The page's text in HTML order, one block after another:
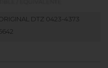
DTZ 0423-4373